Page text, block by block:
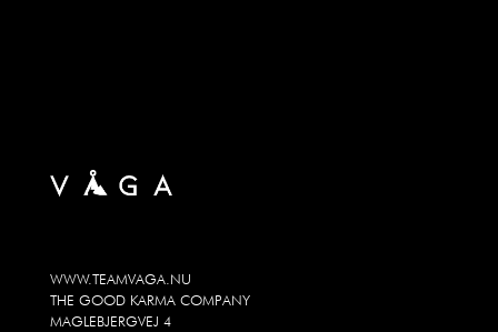
WWW.TEAMVAGA.NU
THE GOOD KARMA COMPANY
MAGLEBJERGVEJ 4